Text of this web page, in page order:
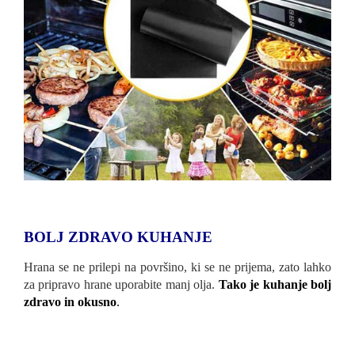
BOLJ ZDRAVO KUHANJE
Hrana se ne prilepi na površino, ki se ne prijema, zato lahko
za pripravo hrane uporabite manj olja. Tako je kuhanje bolj
zdravo in okusno.